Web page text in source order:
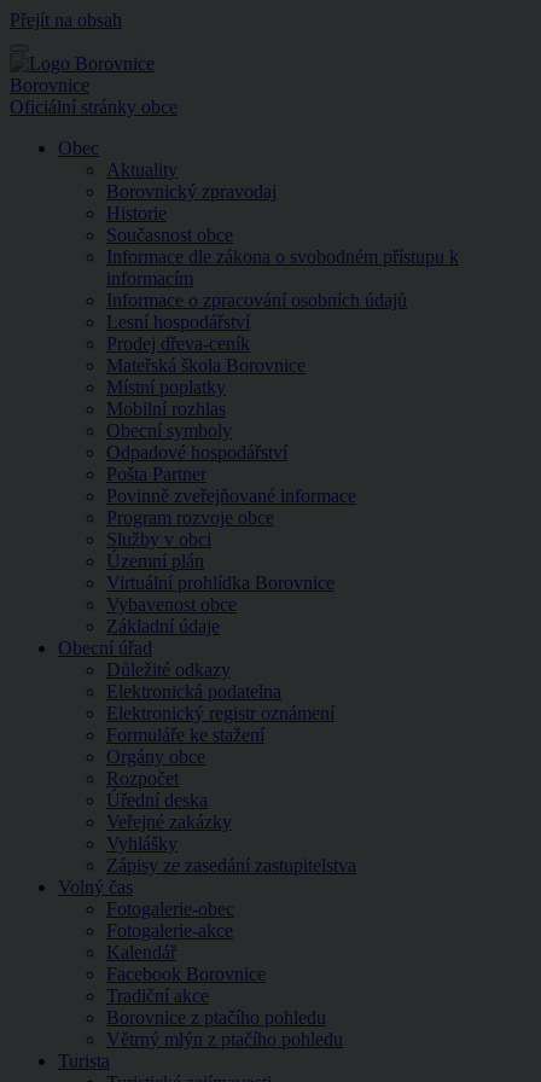
Přejít na obsah
Menu
Borovnice
Oficiální stránky obce
Obec
Aktuality
Borovnický zpravodaj
Historie
Současnost obce
Informace dle zákona o svobodném přístupu k
informacím
Informace o zpracování osobních údajů
Lesní hospodářství
Prodej dřeva-ceník
Mateřská škola Borovnice
Místní poplatky
Mobilní rozhlas
Obecní symboly
Odpadové hospodářství
Pošta Partner
Povinně zveřejňované informace
Program rozvoje obce
Služby v obci
Územní plán
Virtuální prohlídka Borovnice
Vybavenost obce
Základní údaje
Obecní úřad
Důležité odkazy
Elektronická podatelna
Elektronický registr oznámení
Formuláře ke stažení
Orgány obce
Rozpočet
Úřední deska
Veřejné zakázky
Vyhlášky
Zápisy ze zasedání zastupitelstva
Volný čas
Fotogalerie-obec
Fotogalerie-akce
Kalendář
Facebook Borovnice
Tradiční akce
Borovnice z ptačího pohledu
Větrný mlýn z ptačího pohledu
Turista